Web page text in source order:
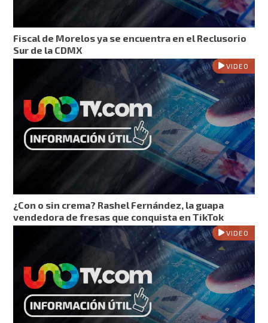
Fiscal de Morelos ya se encuentra en el Reclusorio
Sur de la CDMX
VIDEO
¿Con o sin crema? Rashel Fernández, la guapa
vendedora de fresas que conquista en TikTok
VIDEO